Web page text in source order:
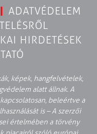
ADATVÉDELEM
HIRDETÉSEK
képek, hangfelvételek,
alatt állnak. A
beleértve a
is – A szerzői
értelmében a törvény